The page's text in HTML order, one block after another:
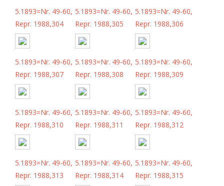
5.1893=Nr. 49-60,
Repr. 1988,304
5.1893=Nr. 49-60,
Repr. 1988,305
5.1893=Nr. 49-60,
Repr. 1988,306
5.1893=Nr. 49-60,
Repr. 1988,307
5.1893=Nr. 49-60,
Repr. 1988,308
5.1893=Nr. 49-60,
Repr. 1988,309
5.1893=Nr. 49-60,
Repr. 1988,310
5.1893=Nr. 49-60,
Repr. 1988,311
5.1893=Nr. 49-60,
Repr. 1988,312
5.1893=Nr. 49-60,
Repr. 1988,313
5.1893=Nr. 49-60,
Repr. 1988,314
5.1893=Nr. 49-60,
Repr. 1988,315